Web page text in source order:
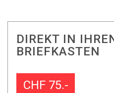
DIREKT IN
BRIEFKASTEN
CHF 75.-